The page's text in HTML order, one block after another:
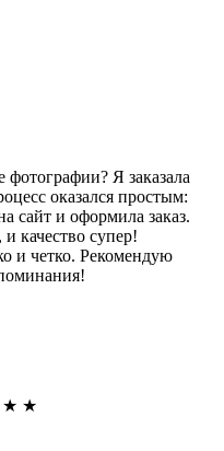
фотографии? Я заказала
оказался простым:
сайт и оформила заказ.
качество супер!
и четко. Рекомендую
★ ★